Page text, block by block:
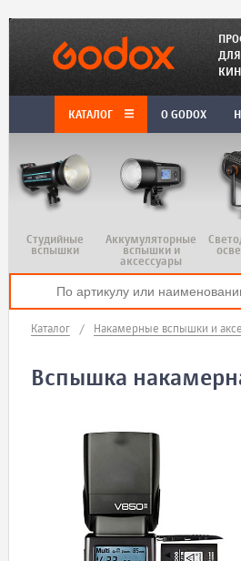
КАТАЛОГ O GODOX
Студийные
вспышки
Аккумуляторные
вспышки и
аксессуары
Каталог / Накамерные вспышки и
Вспышка